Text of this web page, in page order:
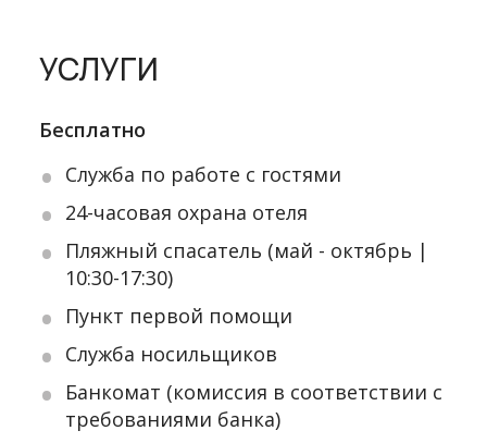
УСЛУГИ
Бесплатно
Служба по работе с гостями
24-часовая охрана отеля
Пляжный спасатель (май - октябрь |
10:30-17:30)
Пункт первой помощи
Служба носильщиков
Банкомат (комиссия в соответствии с
требованиями банка)